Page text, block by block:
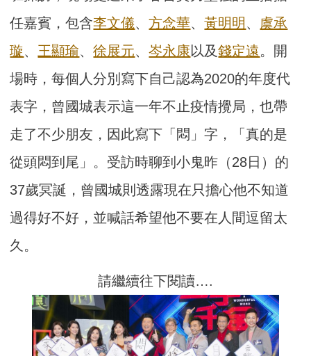
任嘉賓，包含李文儀、方念華、黃明明 、 虞承
璇、 王顯瑜、徐展元、岑永康以及錢定遠。開
場時，每個人分別寫下自己認為2020的年度代
表字，曾國城表示這一年不止疫情攪局，也帶
走了不少朋友，因此寫下「悶」字，「真的是
從頭悶到尾」。受訪時聊到小鬼昨（28日）的
37歲冥誕，曾國城則透露現在只擔心他不知道
過得好不好，並喊話希望他不要在人間逗留太
久。
請繼續往下閱讀….